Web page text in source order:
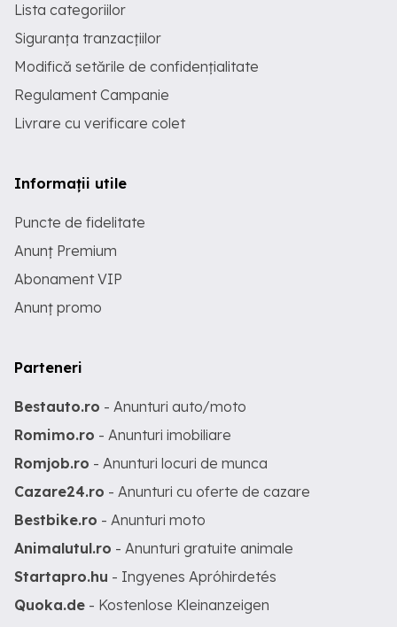
Lista categoriilor
Siguranța tranzacțiilor
Modifică setările de confidențialitate
Regulament Campanie
Livrare cu verificare colet
Informații utile
Puncte de fidelitate
Anunț Premium
Abonament VIP
Anunț promo
Parteneri
Bestauto.ro - Anunturi auto/moto
Romimo.ro - Anunturi imobiliare
Romjob.ro - Anunturi locuri de munca
Cazare24.ro - Anunturi cu oferte de cazare
Bestbike.ro - Anunturi moto
Animalutul.ro - Anunturi gratuite animale
Startapro.hu - Ingyenes Apróhirdetés
Quoka.de - Kostenlose Kleinanzeigen